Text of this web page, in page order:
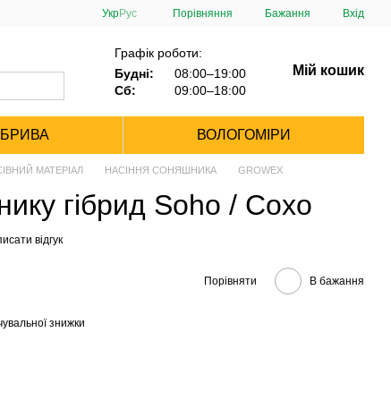
УкрРус Порівняння Бажання Вхід
Графік роботи:
Будні:
08:00–19:00
Сб:
09:00–18:00
Мій кошик
ВОЛОГОМІРИ
МАТЕРІАЛ НАСІННЯ СОНЯШНИКА GROWEX
гібрид Soho / Сохо
відгук
Порівняти В бажання
знижки